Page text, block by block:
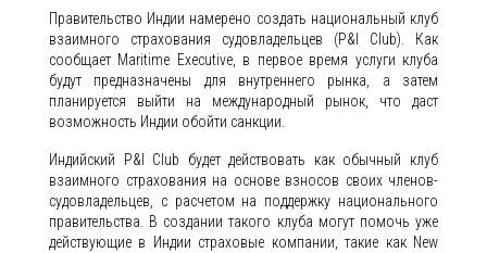
Правительство Индии намерено создать национальный клуб
взаимного страхования судовладельцев (P&I Club). Как
сообщает Maritime Executive, в первое время услуги клуба
будут предназначены для внутреннего рынка, а затем
планируется выйти на международный рынок, что даст
возможность Индии обойти санкции.
Индийский P&I Club будет действовать как обычный клуб
взаимного страхования на основе взносов своих членов-
судовладельцев, с расчетом на поддержку национального
правительства. В создании такого клуба могут помочь уже
действующие в Индии страховые компании, такие как New